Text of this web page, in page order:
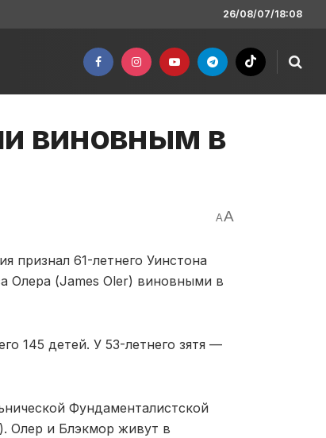
26/08/07/18:08
виновным в
AA
признал 61-летнего Уинстона
Олера (James Oler) виновными в
145 детей. У 53-летнего зятя —
Фундаменталистской
Олер и Блэкмор живут в